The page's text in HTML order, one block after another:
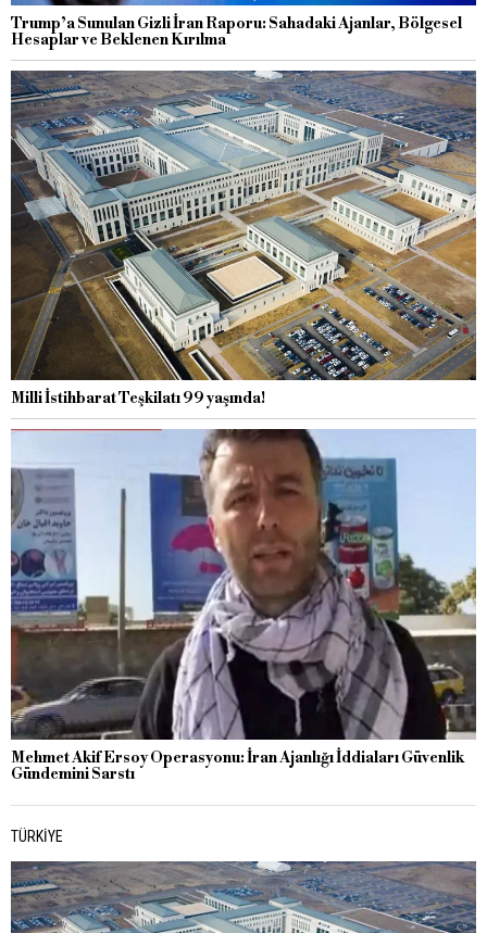
Trump’a Sunulan Gizli İran Raporu: Sahadaki Ajanlar, Bölgesel
Hesaplar ve Beklenen Kırılma
Milli İstihbarat Teşkilatı 99 yaşında!
Mehmet Akif Ersoy Operasyonu: İran Ajanlığı İddiaları Güvenlik
Gündemini Sarstı
TÜRKIYE